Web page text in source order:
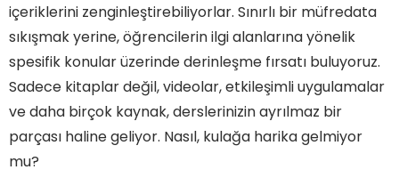
içeriklerini zenginleştirebiliyorlar. Sınırlı bir müfredata
sıkışmak yerine, öğrencilerin ilgi alanlarına yönelik
spesifik konular üzerinde derinleşme fırsatı buluyoruz.
Sadece kitaplar değil, videolar, etkileşimli uygulamalar
ve daha birçok kaynak, derslerinizin ayrılmaz bir
parçası haline geliyor. Nasıl, kulağa harika gelmiyor
mu?